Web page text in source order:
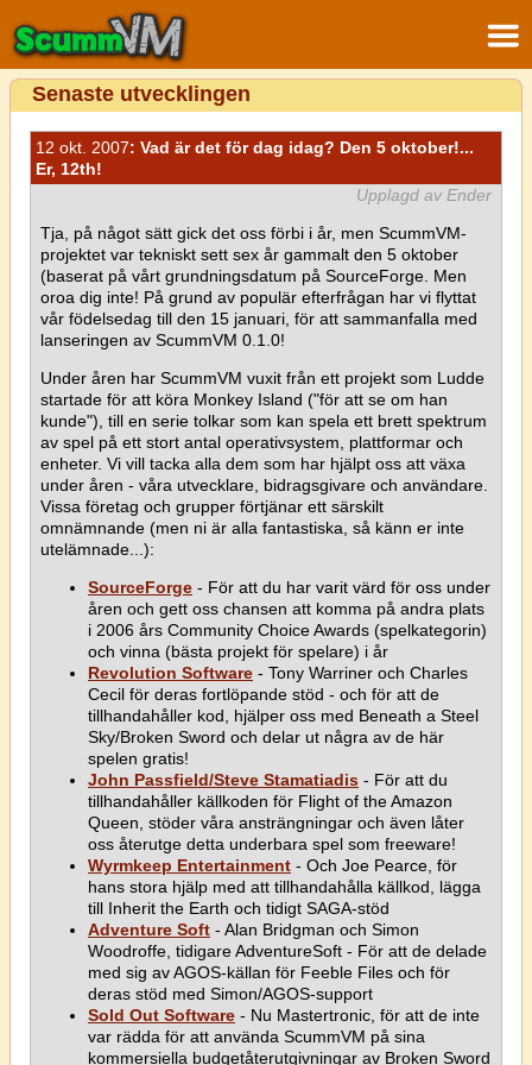
Senaste utvecklingen
12 okt. 2007: Vad är det för dag idag? Den 5 oktober!...
Er, 12th!
Upplagd av Ender
Tja, på något sätt gick det oss förbi i år, men ScummVM-
projektet var tekniskt sett sex år gammalt den 5 oktober
(baserat på vårt grundningsdatum på SourceForge. Men
oroa dig inte! På grund av populär efterfrågan har vi flyttat
vår födelsedag till den 15 januari, för att sammanfalla med
lanseringen av ScummVM 0.1.0!
Under åren har ScummVM vuxit från ett projekt som Ludde
startade för att köra Monkey Island ("för att se om han
kunde"), till en serie tolkar som kan spela ett brett spektrum
av spel på ett stort antal operativsystem, plattformar och
enheter. Vi vill tacka alla dem som har hjälpt oss att växa
under åren - våra utvecklare, bidragsgivare och användare.
Vissa företag och grupper förtjänar ett särskilt
omnämnande (men ni är alla fantastiska, så känn er inte
utelämnade...):
SourceForge - För att du har varit värd för oss under
åren och gett oss chansen att komma på andra plats
i 2006 års Community Choice Awards (spelkategorin)
och vinna (bästa projekt för spelare) i år
Revolution Software - Tony Warriner och Charles
Cecil för deras fortlöpande stöd - och för att de
tillhandahåller kod, hjälper oss med Beneath a Steel
Sky/Broken Sword och delar ut några av de här
spelen gratis!
John Passfield/Steve Stamatiadis - För att du
tillhandahåller källkoden för Flight of the Amazon
Queen, stöder våra ansträngningar och även låter
oss återutge detta underbara spel som freeware!
Wyrmkeep Entertainment - Och Joe Pearce, för
hans stora hjälp med att tillhandahålla källkod, lägga
till Inherit the Earth och tidigt SAGA-stöd
Adventure Soft - Alan Bridgman och Simon
Woodroffe, tidigare AdventureSoft - För att de delade
med sig av AGOS-källan för Feeble Files och för
deras stöd med Simon/AGOS-support
Sold Out Software - Nu Mastertronic, för att de inte
var rädda för att använda ScummVM på sina
kommersiella budgetåterutgivningar av Broken Sword